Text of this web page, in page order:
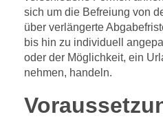
sich um die Befreiung von
über verlängerte
bis hin zu individuell
oder der Möglichkeit, ein
nehmen, handeln.